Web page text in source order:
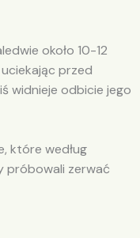
około 10-12
przed
widnieje odbicie jego
które według
próbowali zerwać